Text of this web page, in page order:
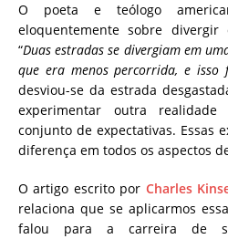
O poeta e teólogo
eloquentemente sobre divergir
“Duas estradas se divergiam em
que era menos percorrida, e isso
desviou-se da estrada
experimentar outra
conjunto de expectativas. Essas
diferença em todos os aspectos
O artigo escrito por Charles
relaciona que se aplicarmos
falou para a carreira de